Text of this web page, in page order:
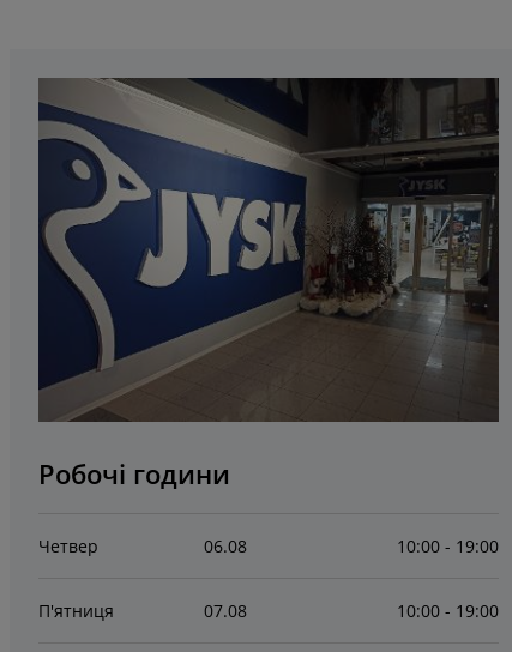
Робочі години
Четвер 06.08 10:00 - 19:00
П'ятниця 07.08 10:00 - 19:00